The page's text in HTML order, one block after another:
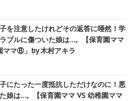
を注意したけれどその返答に唖然！学
ブルに傷ついた娘は…。【保育園ママ
ママ⑧」by 木村アキラ
にたった一度抵抗しただけなのに！悪
娘は…。【保育園ママ VS 幼稚園ママ